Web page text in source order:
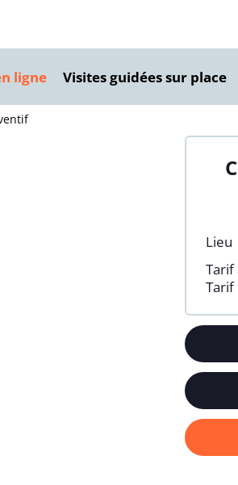
ligne Visites guidées sur place
Strasbourg
Plus de villes
Lieu
Tarif
Tarif